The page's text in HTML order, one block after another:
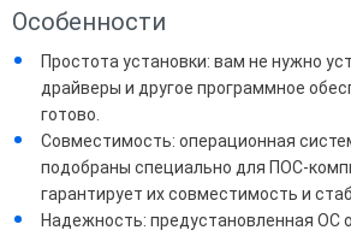
Особенности
Простота установки: вам не нужно
драйверы и другое программное
готово.
Совместимость: операционная
подобраны специально для ПОС-
гарантирует их совместимость и
Надежность: предустановленная ОС